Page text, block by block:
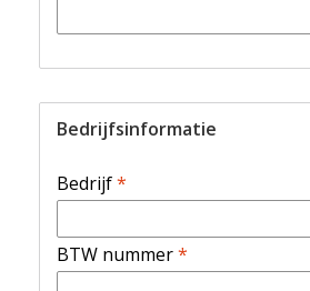
Bedrijfsinformatie
Bedrijf*
BTW nummer*